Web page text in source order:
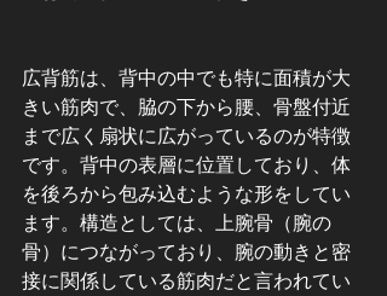
広背筋は、背中の中でも特に面積が大
きい筋肉で、脇の下から腰、骨盤付近
まで広く扇状に広がっているのが特徴
です。背中の表層に位置しており、体
を後ろから包み込むような形をしてい
ます。構造としては、上腕骨（腕の
骨）につながっており、腕の動きと密
接に関係している筋肉だと言われてい